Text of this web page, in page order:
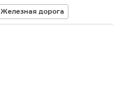
Железная дорога